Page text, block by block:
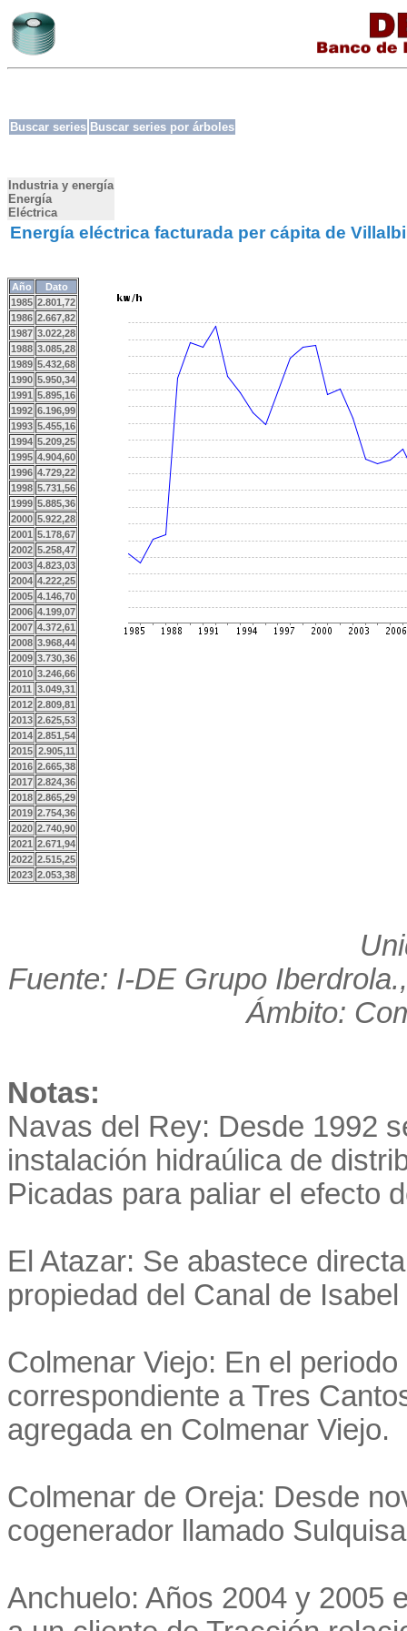
Buscar series Buscar series por árboles
Industria y energía
Energía
Eléctrica
Energía eléctrica facturada per cápita de
Año
Dato
1985 2.801,72
1986 2.667,82
1987 3.022,28
1988 3.085,28
1989 5.432,68
1990 5.950,34
1991 5.895,16
1992 6.196,99
1993 5.455,16
1994 5.209,25
1995 4.904,60
1996 4.729,22
1998 5.731,56
1999 5.885,36
2000 5.922,28
2001 5.178,67
2002 5.258,47
2003 4.823,03
2004 4.222,25
2005 4.146,70
2006 4.199,07
2007 4.372,61
2008 3.968,44
2009 3.730,36
2010 3.246,66
2011 3.049,31
2012 2.809,81
2013 2.625,53
2014 2.851,54
2015 2.905,11
2016 2.665,38
2017 2.824,36
2018 2.865,29
2019 2.754,36
2020 2.740,90
2021 2.671,94
2022 2.515,25
2023 2.053,38
Fuente: I-DE Grupo
Ámbito:
Notas:
Navas del Rey: Desde 1992
instalación hidraúlica de
Picadas para paliar el efecto
El Atazar: Se abastece
propiedad del Canal de Isabel
Colmenar Viejo: En el
correspondiente a Tres
agregada en Colmenar Viejo.
Colmenar de Oreja: Desde
cogenerador llamado
Anchuelo: Años 2004 y 2005